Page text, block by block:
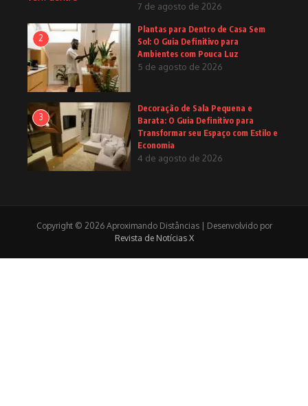
7 de agosto de 2026
2
Plantas para Dentro de Casa Sem
Sol: O Guia Definitivo para
Ambientes com Pouca Luz
5 de agosto de 2026
3
Decoração de Sala Pequena e
Barata: O Guia Definitivo para
Transformar seu Espaço com Estilo e
Economia
4 de agosto de 2026
Copyright © 2026 Aproximando Distâncias | Desenvolvido por
Revista de Notícias X